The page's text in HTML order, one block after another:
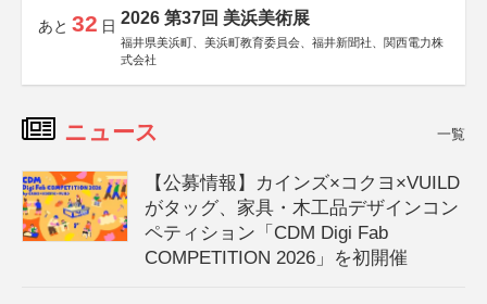
あと 32 日 2026 第37回 美浜美術展
福井県美浜町、美浜町教育委員会、福井新聞社、関西電力株
式会社
ニュース 一覧
【公募情報】カインズ×コクヨ×VUILD
がタッグ、家具・木工品デザインコン
ペティション「CDM Digi Fab
COMPETITION 2026」を初開催